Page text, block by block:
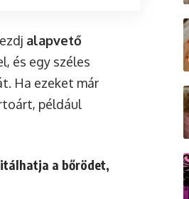
alapvető
és egy széles
Ha ezeket már
például
a bőrödet,